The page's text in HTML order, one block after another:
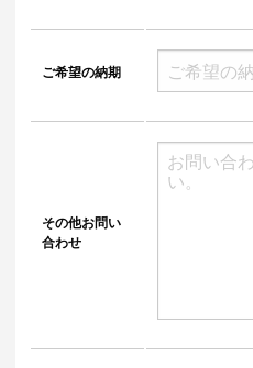
ご希望の納期
その他お問い
合わせ